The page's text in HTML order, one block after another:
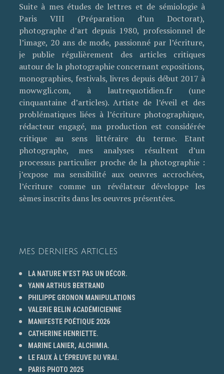
Suite à mes études de lettres et de sémiologie à
Paris VIII (Préparation d’un Doctorat),
photographe d’art depuis 1980, professionnel de
l’image, 20 ans de mode, passionné par l’écriture,
je publie régulièrement des articles critiques
autour de la photographie concernant expositions,
monographies, festivals, livres depuis début 2017 à
mowwgli.com, à lautrequotidien.fr (une
cinquantaine d’articles). Artiste de l’éveil et des
problématiques liées à l’écriture photographique,
rédacteur engagé, ma production est considérée
critique au sens littéraire du terme. Etant
photographe, mes analyses résultent d’un
processus particulier proche de la photographie :
j’expose ma sensibilité aux oeuvres accrochées,
l’écriture comme un révélateur développe les
sèmes inscrits dans les oeuvres présentées.
MES DERNIERS ARTICLES
LA NATURE N’EST PAS UN DÉCOR.
YANN ARTHUS BERTRAND
PHILIPPE GRONON MANIPULATIONS
VALERIE BELIN ACADÉMICIENNE
MANIFESTE POÉTIQUE 2026
CATHERINE HENRIETTE.
MARINE LANIER, ALCHIMIA.
LE FAUX À L’ÉPREUVE DU VRAI.
PARIS PHOTO 2025